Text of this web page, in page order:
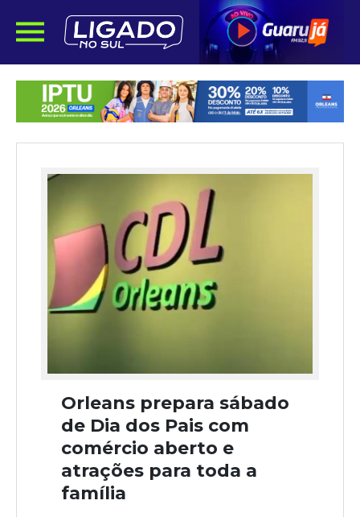
Orleans prepara sábado
de Dia dos Pais com
comércio aberto e
atrações para toda a
família